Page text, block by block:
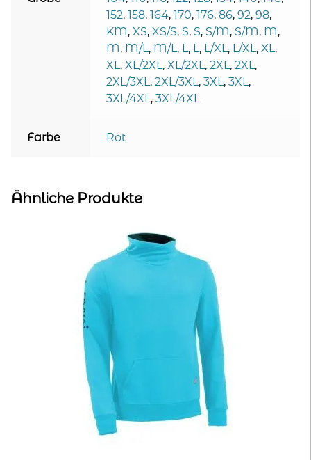
152, 158, 164, 170, 176, 86, 92, 98,
KM, XS, XS/S, S, S, S/M, S/M, M,
M, M/L, M/L, L, L, L/XL, L/XL, XL,
XL, XL/2XL, XL/2XL, 2XL, 2XL,
2XL/3XL, 2XL/3XL, 3XL, 3XL,
3XL/4XL, 3XL/4XL
Farbe Rot
Ähnliche Produkte